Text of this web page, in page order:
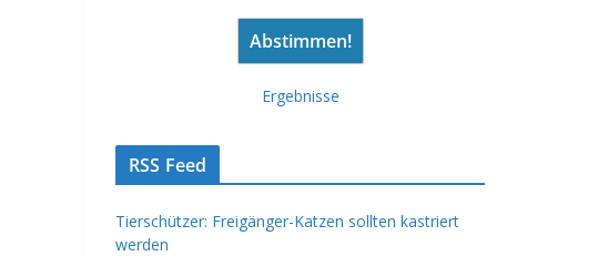
Ergebnisse
RSS Feed
Tierschützer: Freigänger-Katzen sollten kastriert
werden